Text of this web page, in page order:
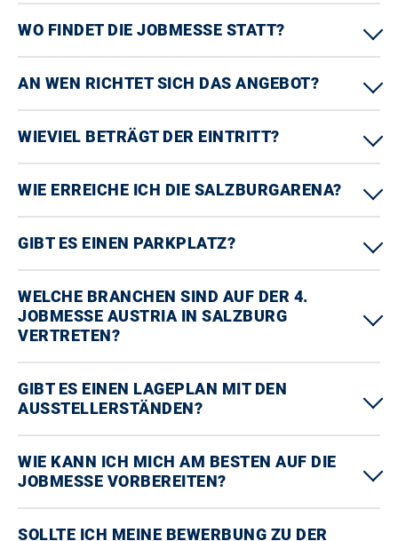
WO FINDET DIE JOBMESSE STATT?
AN WEN RICHTET SICH DAS ANGEBOT?
WIEVIEL BETRÄGT DER EINTRITT?
WIE ERREICHE ICH DIE SALZBURGARENA?
GIBT ES EINEN PARKPLATZ?
WELCHE BRANCHEN SIND AUF DER 4.
JOBMESSE AUSTRIA IN SALZBURG
VERTRETEN?
GIBT ES EINEN LAGEPLAN MIT DEN
AUSSTELLERSTÄNDEN?
WIE KANN ICH MICH AM BESTEN AUF DIE
JOBMESSE VORBEREITEN?
SOLLTE ICH MEINE BEWERBUNG ZU DER